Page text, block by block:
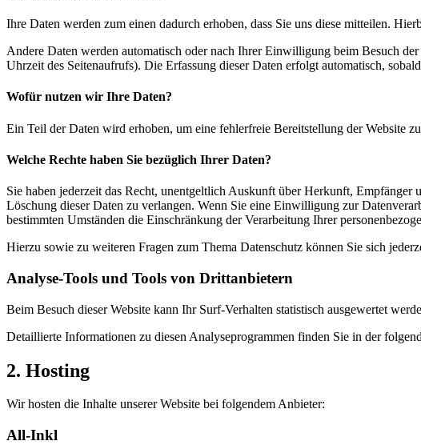
Ihre Daten werden zum einen dadurch erhoben, dass Sie uns diese mitteilen.
Andere Daten werden automatisch oder nach Ihrer Einwilligung beim Besuch
Uhrzeit des Seitenaufrufs). Die Erfassung dieser Daten erfolgt automatisch,
Wofür nutzen wir Ihre Daten?
Ein Teil der Daten wird erhoben, um eine fehlerfreie Bereitstellung der Website
Welche Rechte haben Sie bezüglich Ihrer Daten?
Sie haben jederzeit das Recht, unentgeltlich Auskunft über Herkunft,
Löschung dieser Daten zu verlangen. Wenn Sie eine Einwilligung zur
bestimmten Umständen die Einschränkung der Verarbeitung Ihrer
Hierzu sowie zu weiteren Fragen zum Thema Datenschutz können Sie sich
Analyse-Tools und Tools von Dritt­anbietern
Beim Besuch dieser Website kann Ihr Surf-Verhalten statistisch ausgewertet
Detaillierte Informationen zu diesen Analyseprogrammen finden Sie in der
2. Hosting
Wir hosten die Inhalte unserer Website bei folgendem Anbieter:
All-Inkl